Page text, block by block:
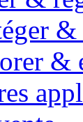
&
&